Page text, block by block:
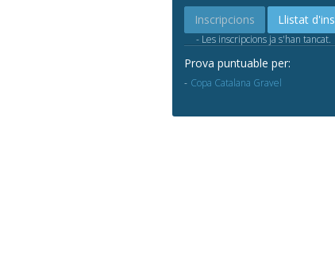
Inscripcions Llistat
- Les inscripcions ja s'han tancat.
Prova puntuable per:
Copa Catalana Gravel